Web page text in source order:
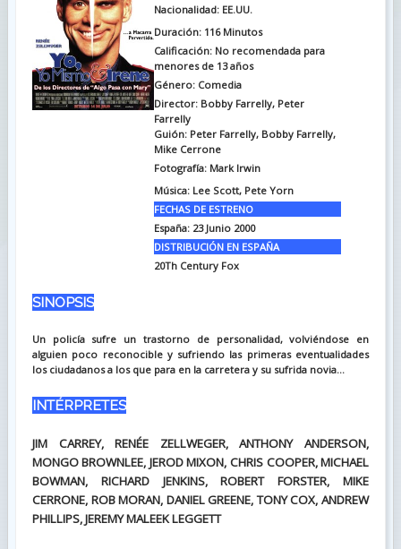
Nacionalidad: EE.UU.
Duración: 116 Minutos
Calificación: No recomendada para
menores de 13 años
Género: Comedia
Director: Bobby Farrelly, Peter
Farrelly
Guión: Peter Farrelly, Bobby Farrelly,
Mike Cerrone
Fotografía: Mark Irwin
Música: Lee Scott, Pete Yorn
FECHAS DE ESTRENO
España: 23 Junio 2000
DISTRIBUCIÓN EN ESPAÑA
20Th Century Fox
SINOPSIS
Un policía sufre un trastorno de personalidad, volviéndose en
alguien poco reconocible y sufriendo las primeras eventualidades
los ciudadanos a los que para en la carretera y su sufrida novia...
INTÉRPRETES
JIM CARREY, RENÉE ZELLWEGER, ANTHONY ANDERSON,
MONGO BROWNLEE, JEROD MIXON, CHRIS COOPER, MICHAEL
BOWMAN, RICHARD JENKINS, ROBERT FORSTER, MIKE
CERRONE, ROB MORAN, DANIEL GREENE, TONY COX, ANDREW
PHILLIPS, JEREMY MALEEK LEGGETT